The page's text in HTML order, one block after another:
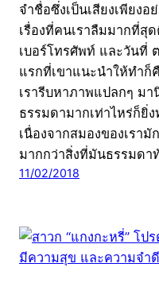
จำชื่อซึ่งเป็นเสียงเพียง
เรื่องที่คนเราลืมมากที่
เบอร์โทรศัพท์ และวันที่
แรกที่เขาแนะนำให้ทำก็
เรารีบหาภาพแปลกๆ ม
ธรรมดามากเท่าไหร่ก็ยิ่
เนื่องจากสมองของเรา
มากกว่าสิ่งที่มันธรรมดา
11/02/2018